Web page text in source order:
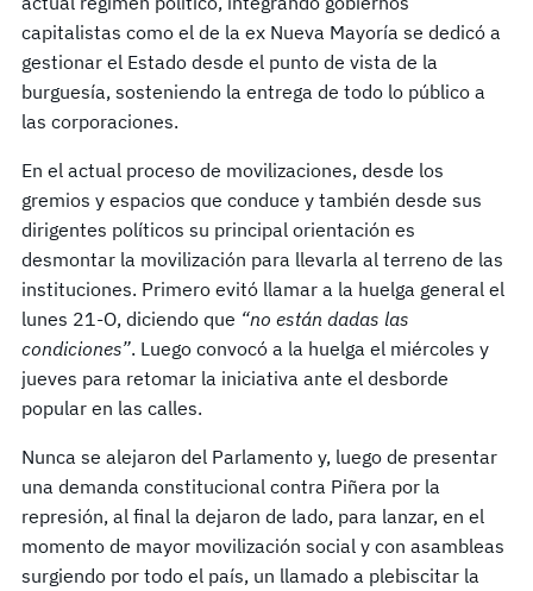
capitalistas como el de la ex Nueva Mayoría se dedicó a
gestionar el Estado desde el punto de vista de la
burguesía, sosteniendo la entrega de todo lo público a
las corporaciones.
En el actual proceso de movilizaciones, desde los
gremios y espacios que conduce y también desde sus
dirigentes políticos su principal orientación es
desmontar la movilización para llevarla al terreno de las
instituciones. Primero evitó llamar a la huelga general el
lunes 21-O, diciendo que “no están dadas las
condiciones”. Luego convocó a la huelga el miércoles y
jueves para retomar la iniciativa ante el desborde
popular en las calles.
Nunca se alejaron del Parlamento y, luego de presentar
una demanda constitucional contra Piñera por la
represión, al final la dejaron de lado, para lanzar, en el
momento de mayor movilización social y con asambleas
surgiendo por todo el país, un llamado a plebiscitar la